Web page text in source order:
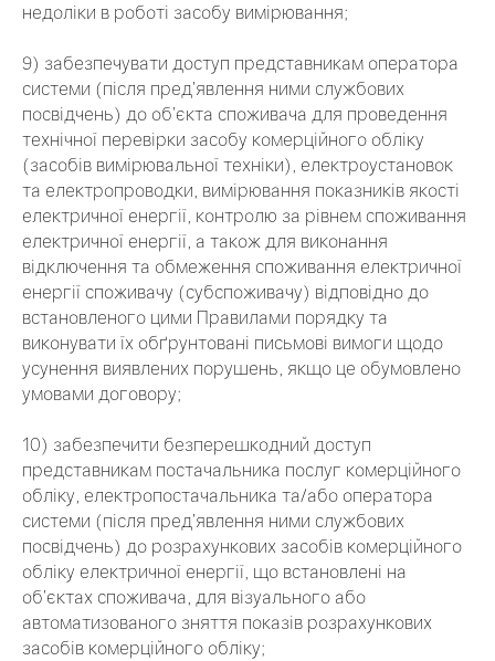
недоліки в роботі засобу вимірювання;
9) забезпечувати доступ представникам оператора
системи (після пред’явлення ними службових
посвідчень) до об’єкта споживача для проведення
технічної перевірки засобу комерційного обліку
(засобів вимірювальної техніки), електроустановок
та електропроводки, вимірювання показників якості
електричної енергії, контролю за рівнем споживання
електричної енергії, а також для виконання
відключення та обмеження споживання електричної
енергії споживачу (субспоживачу) відповідно до
встановленого цими Правилами порядку та
виконувати їх обґрунтовані письмові вимоги щодо
усунення виявлених порушень, якщо це обумовлено
умовами договору;
10) забезпечити безперешкодний доступ
представникам постачальника послуг комерційного
обліку, електропостачальника та/або оператора
системи (після пред’явлення ними службових
посвідчень) до розрахункових засобів комерційного
обліку електричної енергії, що встановлені на
об’єктах споживача, для візуального або
автоматизованого зняття показів розрахункових
засобів комерційного обліку;